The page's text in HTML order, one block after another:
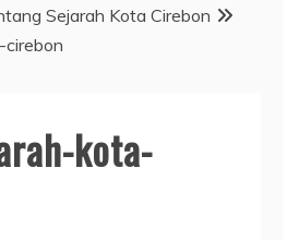
Sejarah Kota Cirebon
kota-